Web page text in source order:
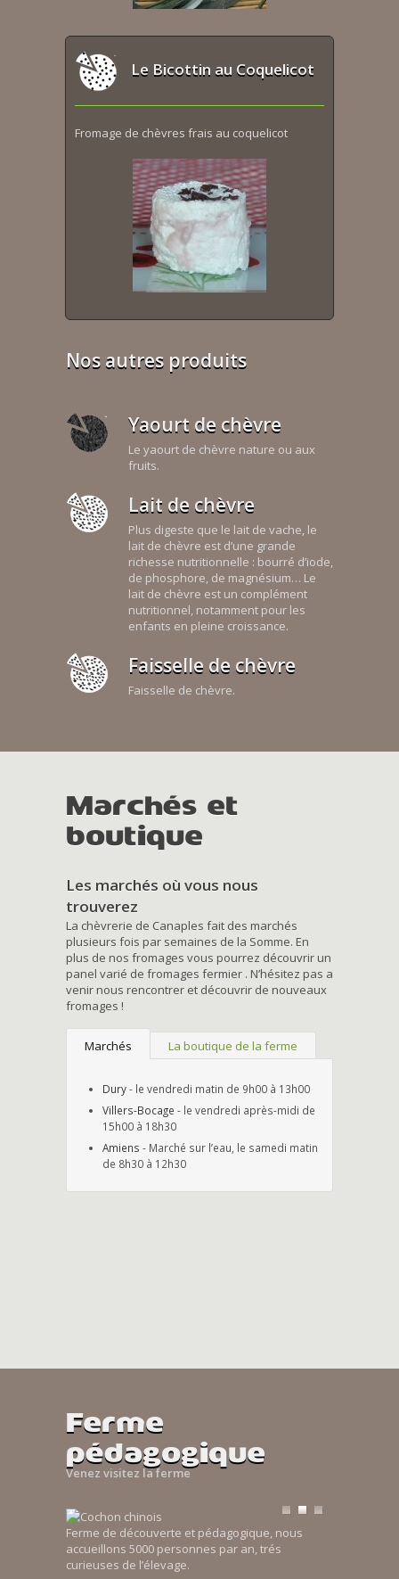
Le Bicottin au Coquelicot
Fromage de chèvres frais au coquelicot
Nos autres produits
Yaourt de chèvre
Le yaourt de chèvre nature ou aux
fruits.
Lait de chèvre
Plus digeste que le lait de vache, le
lait de chèvre est d’une grande
richesse nutritionnelle : bourré d’iode,
de phosphore, de magnésium… Le
lait de chèvre est un complément
nutritionnel, notamment pour les
enfants en pleine croissance.
Faisselle de chèvre
Faisselle de chèvre.
Marchés et
boutique
Les marchés où vous nous
trouverez
La chèvrerie de Canaples fait des marchés
plusieurs fois par semaines de la Somme. En
plus de nos fromages vous pourrez découvrir un
panel varié de fromages fermier . N’hésitez pas a
venir nous rencontrer et découvrir de nouveaux
fromages !
Marchés La boutique de la ferme
Dury- le vendredi matin de 9h00 à 13h00
Villers-Bocage - le vendredi après-midi de
15h00 à 18h30
Amiens - Marché sur l’eau, le samedi matin
de 8h30 à 12h30
Ferme
pédagogique
Venez visitez la ferme
Ferme de découverte et pédagogique, nous
accueillons 5000 personnes par an, trés
curieuses de l’élevage.